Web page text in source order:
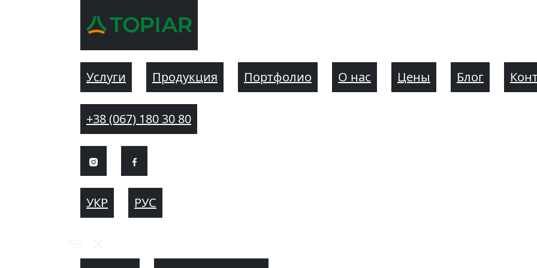
Услуги Продукция Портфолио О нас Цены Блог
+38 (067) 180 30 80
УКР РУС